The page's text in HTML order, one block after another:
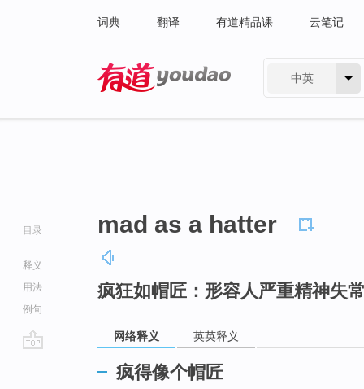
词典 翻译 有道精品课 云笔记
中英
目录
释义
用法
例句
mad as a hatter
疯狂如帽匠：形容人严重精神失
网络释义 英英释义
疯得像个帽匠